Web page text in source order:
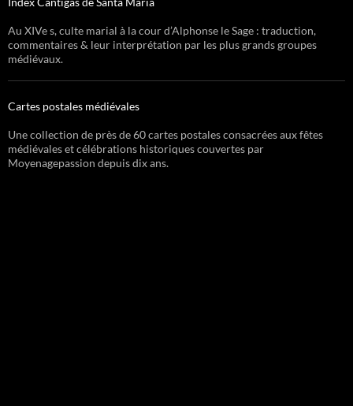
Au XIVe s, culte marial à la cour d’Alphonse le Sage : traduction,
commentaires & leur interprétation par les plus grands groupes
médiévaux.
Cartes postales médiévales
Une collection de près de 60 cartes postales consacrées aux fêtes
médiévales et célébrations historiques couvertes par
Moyenagepassion depuis dix ans.